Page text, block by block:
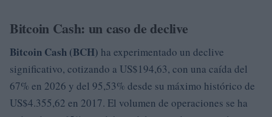
Bitcoin Cash: un caso de declive
Bitcoin Cash (BCH) ha experimentado un declive
significativo, cotizando a US$194,63, con una caída del
67% en 2026 y del 95,53% desde su máximo histórico de
US$4.355,62 en 2017. El volumen de operaciones se ha